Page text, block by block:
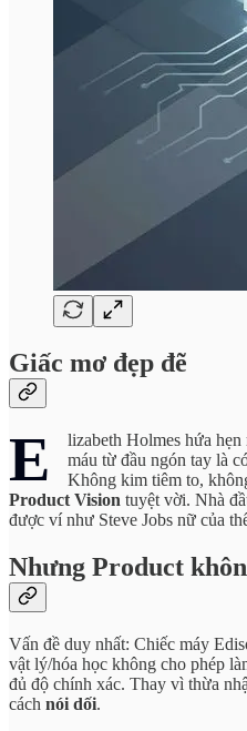
Giấc mơ đẹp đẽ
E
lizabeth Holmes hứa
máu từ đầu ngón tay là
Không kim tiêm to,
Product Vision tuyệt vời. Nhà
được ví như Steve Jobs nữ của
Nhưng Product
Vấn đề duy nhất: Chiếc máy
vật lý/hóa học không cho phép
đủ độ chính xác. Thay vì thừa
cách nói dối.